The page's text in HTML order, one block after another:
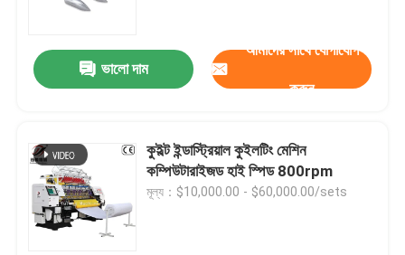
ভালো দাম
আমাদের সাথে যোগাযোগ
করুন
কুইল্ট ইন্ডাস্ট্রিয়াল কুইলটিং মেশিন
কম্পিউটারাইজড হাই স্পিড 800rpm
মূল্য：$10,000.00 - $60,000.00/sets